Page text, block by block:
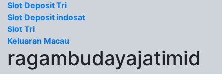
Slot Deposit Tri
Slot Deposit indosat
Slot Tri
Keluaran Macau
ragambudayajatimid